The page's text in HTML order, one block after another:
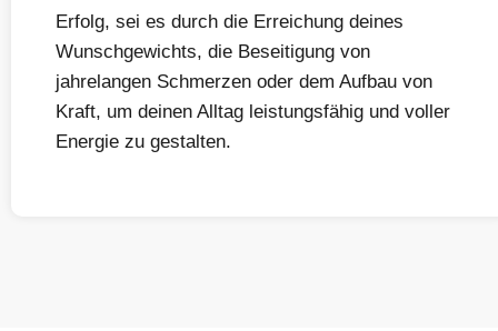
Erfolg, sei es durch die Erreichung deines
Wunschgewichts, die Beseitigung von
jahrelangen Schmerzen oder dem Aufbau von
Kraft, um deinen Alltag leistungsfähig und voller
Energie zu gestalten.